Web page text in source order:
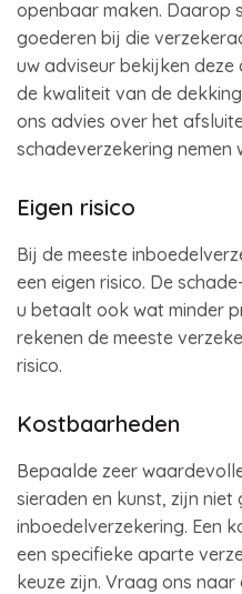
openbaar maken. Daarop
goederen bij die
uw adviseur bekijken
de kwaliteit van de
ons advies over het
schadeverzekering nemen
Eigen risico
Bij de meeste
een eigen risico. De
u betaalt ook wat minder
rekenen de meeste
risico.
Kostbaarheden
Bepaalde zeer
sieraden en kunst, zijn
inboedelverzekering. Een
een specifieke aparte
keuze zijn. Vraag ons